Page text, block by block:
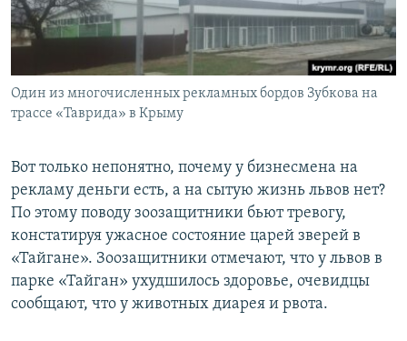
Один из многочисленных рекламных бордов Зубкова на
трассе «Таврида» в Крыму
Вот только непонятно, почему у бизнесмена на
рекламу деньги есть, а на сытую жизнь львов нет?
По этому поводу зоозащитники бьют тревогу,
констатируя ужасное состояние царей зверей в
«Тайгане». Зоозащитники отмечают, что у львов в
парке «Тайган» ухудшилось здоровье, очевидцы
сообщают, что у животных диарея и рвота.